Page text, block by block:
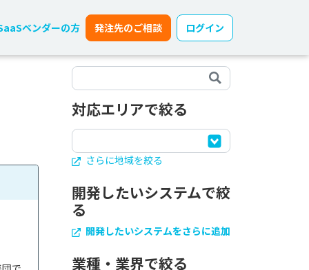
ベンダーの方 発注先のご相談 ログイン
対応エリアで絞る
さらに地域を絞る
開発したいシステムで絞
る
開発したいシステムをさらに追加
業種・業界で絞る